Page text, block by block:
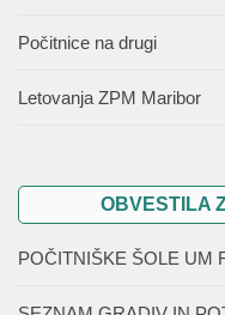
Počitnice na drugi
Letovanja ZPM Maribor
OBVESTILA
POČITNIŠKE ŠOLE UM